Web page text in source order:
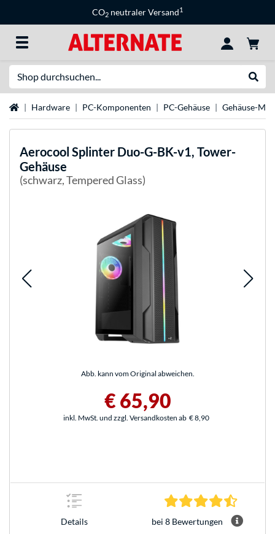
CO2 neutraler Versand1
StartseiteHardware PC-Komponenten PC-Gehäuse Gehäuse-
Aerocool Splinter Duo-G-BK-v1, Tower-
Gehäuse
(schwarz, Tempered Glass)
Abb. kann vom Original abweichen.
€ 65,90
inkl. MwSt. und zzgl. Versandkosten ab € 8,90
Details bei 8 Bewertungen